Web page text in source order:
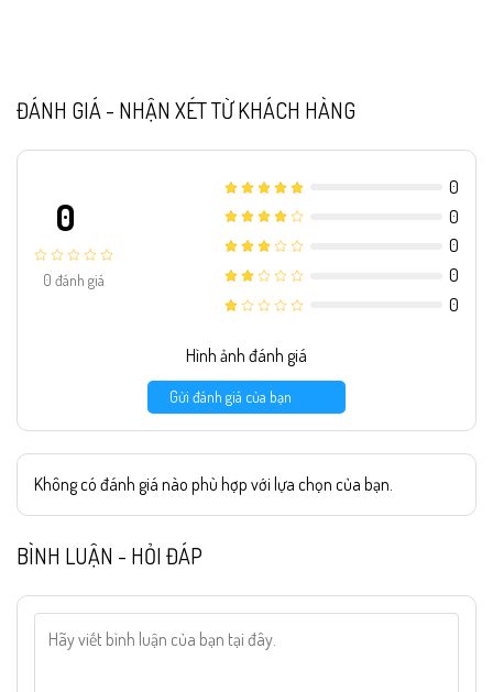
ĐÁNH GIÁ - NHẬN XÉT TỪ KHÁCH HÀNG
0
0 đánh giá
0
0
0
0
0
Hình ảnh đánh giá
Gửi đánh giá của bạn
Không có đánh giá nào phù hợp với lựa chọn của bạn.
BÌNH LUẬN - HỎI ĐÁP